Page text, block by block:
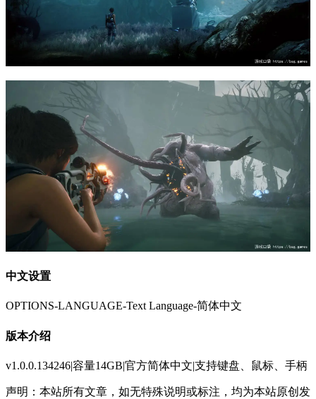
中文设置
OPTIONS-LANGUAGE-Text Language-简体中文
版本介绍
v1.0.0.134246|容量14GB|官方简体中文|支持键盘、鼠标、手柄
声明：本站所有文章，如无特殊说明或标注，均为本站原创发